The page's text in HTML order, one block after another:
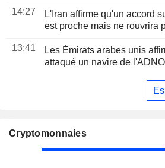
14:27
L'Iran affirme qu'un accord
est proche mais ne rouvrira
13:41
Les Émirats arabes unis
attaqué un navire de
Cryptomonnaies